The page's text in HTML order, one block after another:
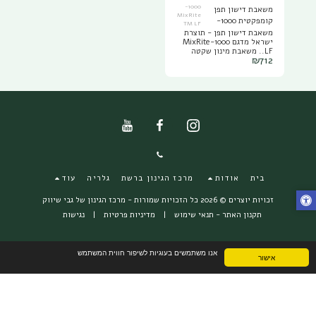
אישור אנו משתמשים בעוגיות לשיפור חווית המשתמש
משאבת דישון תפן
קומפקטית 1000-
MixRite TM LF
1000-
MixRite
TM LF
משאבת דישון תפן - תוצרת
ישראל מדגם 1000-MixRite
LF.. משאבת מינון שקטה
ומדויקת לגינה פורחת
₪712
בית אודות מרכז הגינון ברשת גלריה עוד
זכויות יוצרים © 2026 כל הזכויות שמורות -
מרכז הגינון של גבי שיווק
תקנון האתר - תנאי שימוש | מדיניות פרטיות | נגישות